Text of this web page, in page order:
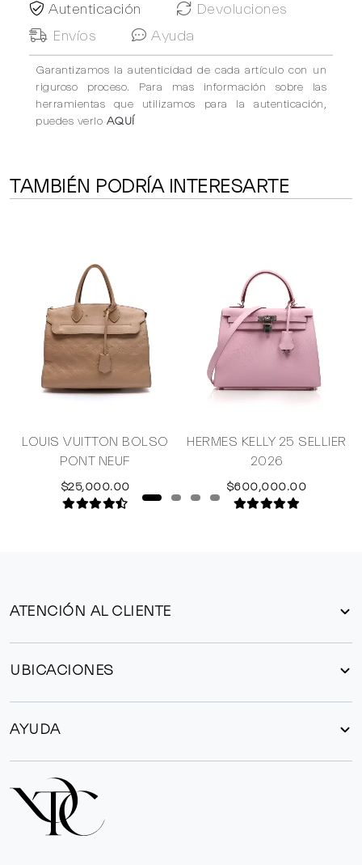
Autenticación
Devoluciones
Envíos
Ayuda
Garantizamos la autenticidad de cada artículo con un
riguroso proceso. Para mas información sobre las
herramientas que utilizamos para la autenticación,
puedes verlo AQUÍ
TAMBIÉN PODRÍA INTERESARTE
LOUIS VUITTON BOLSO
PONT NEUF
$25,000.00
HERMES KELLY 25 SELLIER
2026
$600,000.00
ATENCIÓN AL CLIENTE
UBICACIONES
AYUDA